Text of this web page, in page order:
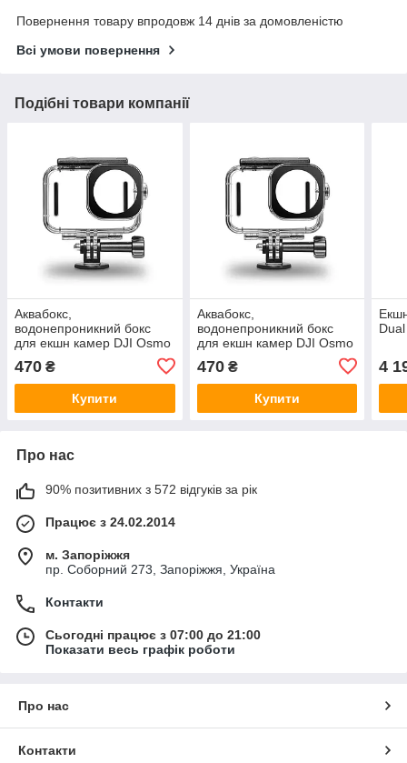
Повернення товару впродовж 14 днів за домовленістю
Всі умови повернення
Подібні товари компанії
Аквабокс,
водонепроникний бокс
для екшн камер DJI Osmo
470 ₴
Купити
Аквабокс,
водонепроникний бокс
для екшн камер DJI Osmo
470₴
Купити
4
Про нас
90% позитивних з 572 відгуків за рік
Працює з 24.02.2014
м. Запоріжжя
пр. Соборний 273, Запоріжжя, Україна
Контакти
Сьогодні працює з 07:00 до 21:00
Показати весь графік роботи
Про нас
Контакти